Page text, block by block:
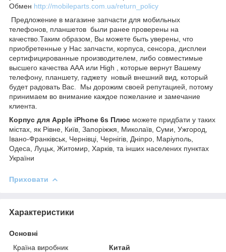
Обмен http://mobileparts.com.ua/return_policy
Предложение в магазине запчасти для мобильных
телефонов, планшетов были ранее проверены на
качество.Таким образом, Вы можете быть уверены, что
приобретенные у Нас запчасти, корпуса, сенсора, дисплеи
сертифицированные производителем, либо совместимые
высшего качества ААА или High , которые вернут Вашему
телефону, планшету, гаджету новый внешний вид, который
будет радовать Вас. Мы дорожим своей репутацией, потому
принимаем во внимание каждое пожелание и замечание
клиента.
Корпус для Apple iPhone 6s Плюс можете придбати у таких
містах, як Рівне, Київ, Запоріжжя, Миколаїв, Суми, Ужгород,
Івано-Франківськ, Чернівці, Чернігів, Дніпро, Маріуполь,
Одеса, Луцьк, Житомир, Харків, та інших населених пунктах
України
Приховати
Характеристики
Основні
Країна виробник
Китай